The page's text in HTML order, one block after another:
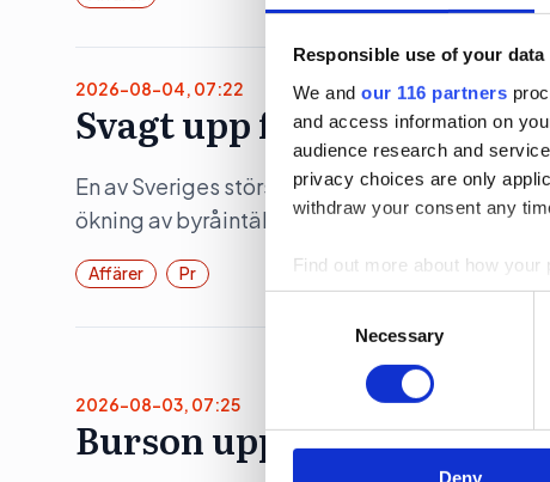
Responsible use of your data
We and our 116 partners
and access information on
audience research and
privacy choices are only
withdraw your consent any
Find out more about how
information about your use
other information that you’ve
Necessary
2026-08-04, 07:22
Svagt upp för Åkestam
En av Sveriges största reklambyråer
ökning av byråintäkten under räkenskapsåret
Affärer Pr
2026-08-03, 07:25
Burson upp 19 procent